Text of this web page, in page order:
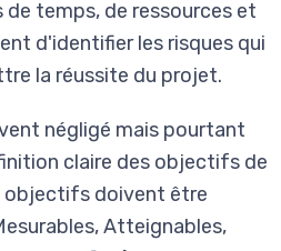
temps, de ressources et
d'identifier les risques qui
la réussite du projet.
négligé mais pourtant
claire des objectifs de
objectifs doivent être
Atteignables,